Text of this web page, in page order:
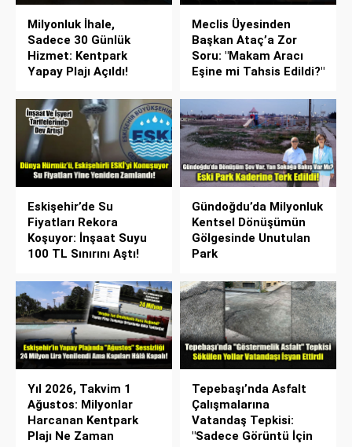
Milyonluk İhale,
Sadece 30 Günlük
Hizmet: Kentpark
Yapay Plajı Açıldı!
Meclis Üyesinden
Başkan Ataç’a Zor
Soru: "Makam Aracı
Eşine mi Tahsis Edildi?"
Eskişehir’de Su
Fiyatları Rekora
Koşuyor: İnşaat Suyu
100 TL Sınırını Aştı!
Gündoğdu’da Milyonluk
Kentsel Dönüşümün
Gölgesinde Unutulan
Park
Yıl 2026, Takvim 1
Ağustos: Milyonlar
Harcanan Kentpark
Plajı Ne Zaman
Tepebaşı’nda Asfalt
Çalışmalarına
Vatandaş Tepkisi:
"Sadece Görüntü İçin